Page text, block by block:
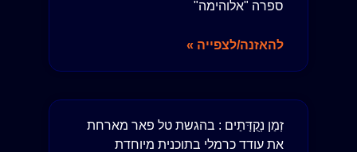
ספרה "אלוהימה"
להאזנה/לצפייה »
זְמַן נְקֻדָּתַים : בהגשת טל פאר מארחת
את עודד כרמלי בתוכנית מיוחדת